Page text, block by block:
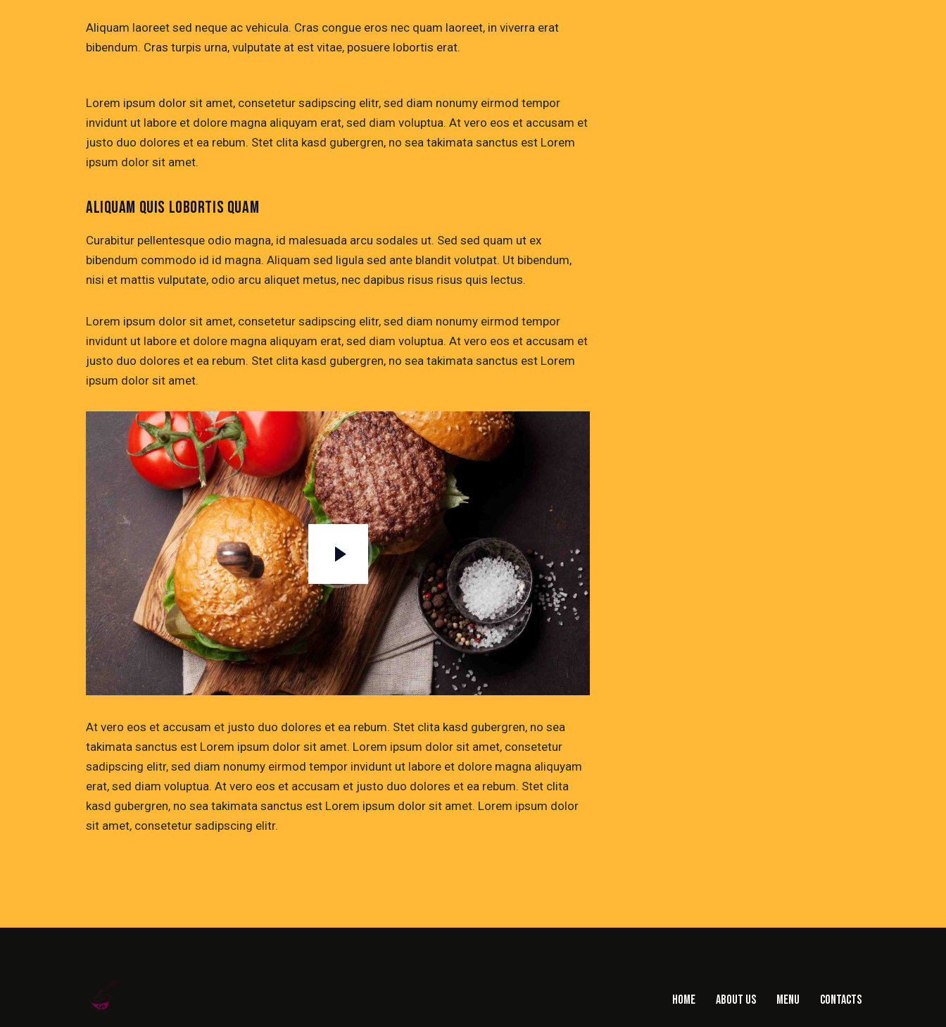
Aliquam laoreet sed neque ac vehicula. Cras congue eros nec quam laoreet, in viverra erat
bibendum. Cras turpis urna, vulputate at est vitae, posuere lobortis erat.
Lorem ipsum dolor sit amet, consetetur sadipscing elitr, sed diam nonumy eirmod tempor
invidunt ut labore et dolore magna aliquyam erat, sed diam voluptua. At vero eos et accusam et
justo duo dolores et ea rebum. Stet clita kasd gubergren, no sea takimata sanctus est Lorem
ipsum dolor sit amet.
ALIQUAM QUIS LOBORTIS QUAM
Curabitur pellentesque odio magna, id malesuada arcu sodales ut. Sed sed quam ut ex
bibendum commodo id id magna. Aliquam sed ligula sed ante blandit volutpat. Ut bibendum,
nisi et mattis vulputate, odio arcu aliquet metus, nec dapibus risus risus quis lectus.
Lorem ipsum dolor sit amet, consetetur sadipscing elitr, sed diam nonumy eirmod tempor
invidunt ut labore et dolore magna aliquyam erat, sed diam voluptua. At vero eos et accusam et
justo duo dolores et ea rebum. Stet clita kasd gubergren, no sea takimata sanctus est Lorem
ipsum dolor sit amet.
At vero eos et accusam et justo duo dolores et ea rebum. Stet clita kasd gubergren, no sea
takimata sanctus est Lorem ipsum dolor sit amet. Lorem ipsum dolor sit amet, consetetur
sadipscing elitr, sed diam nonumy eirmod tempor invidunt ut labore et dolore magna aliquyam
erat, sed diam voluptua. At vero eos et accusam et justo duo dolores et ea rebum. Stet clita
kasd gubergren, no sea takimata sanctus est Lorem ipsum dolor sit amet. Lorem ipsum dolor
sit amet, consetetur sadipscing elitr.
HOME ABOUT US MENU CONTACTS